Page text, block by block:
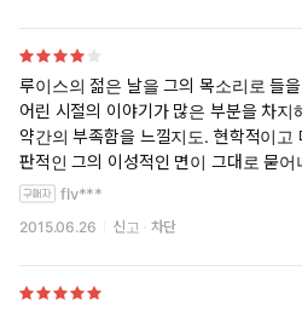
루이스의 젊은 날을 그의 목소리로 들
어린 시절의 이야기가 많은 부분을 차
약간의 부족함을 느낄지도. 현학적이
판적인 그의 이성적인 면이 그대로 묻
flv***
2015.06.26 신고 차단